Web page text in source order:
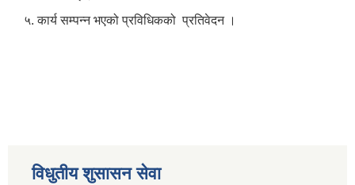
५. कार्य सम्पन्न भएको प्रविधिकको प्रतिवेदन ।
विधुतीय शुसासन सेवा